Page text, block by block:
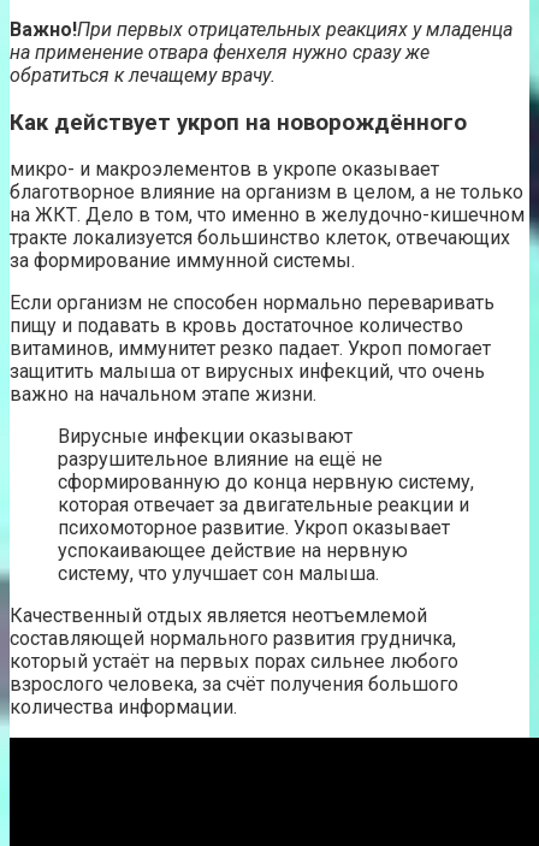
Важно!При первых отрицательных реакциях у младенца
на применение отвара фенхеля нужно сразу же
обратиться к лечащему врачу.
Как действует укроп на новорождённого
микро- и макроэлементов в укропе оказывает
благотворное влияние на организм в целом, а не только
на ЖКТ. Дело в том, что именно в желудочно-кишечном
тракте локализуется большинство клеток, отвечающих
за формирование иммунной системы.
Если организм не способен нормально переваривать
пищу и подавать в кровь достаточное количество
витаминов, иммунитет резко падает. Укроп помогает
защитить малыша от вирусных инфекций, что очень
важно на начальном этапе жизни.
Вирусные инфекции оказывают
разрушительное влияние на ещё не
сформированную до конца нервную систему,
которая отвечает за двигательные реакции и
психомоторное развитие. Укроп оказывает
успокаивающее действие на нервную
систему, что улучшает сон малыша.
Качественный отдых является неотъемлемой
составляющей нормального развития грудничка,
который устаёт на первых порах сильнее любого
взрослого человека, за счёт получения большого
количества информации.